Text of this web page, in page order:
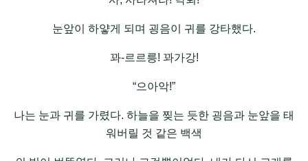
눈앞이 하얗게 되며 굉음이 귀를 강타했다.
꽈-르르릉! 꽈가강!
“으아악!”
나는 눈과 귀를 가렸다. 하늘을 찢는 듯한 굉음과 눈앞을 태
워버릴 것 같은 백색